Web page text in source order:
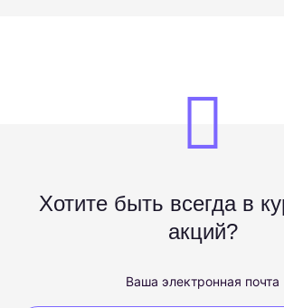
Хотите быть всегда в
акций?
Ваша электронная почта